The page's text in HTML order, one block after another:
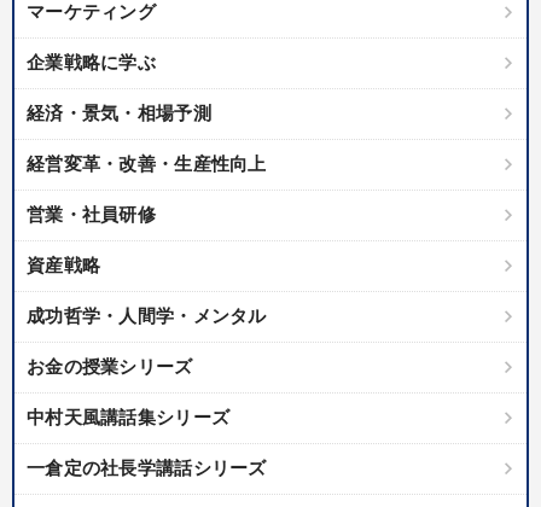
マーケティング
企業戦略に学ぶ
経済・景気・相場予測
経営変革・改善・生産性向上
営業・社員研修
資産戦略
成功哲学・人間学・メンタル
お金の授業シリーズ
中村天風講話集シリーズ
一倉定の社長学講話シリーズ